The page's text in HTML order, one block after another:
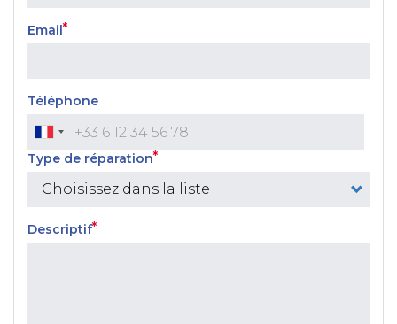
Email
Téléphone
Type de réparation
Descriptif